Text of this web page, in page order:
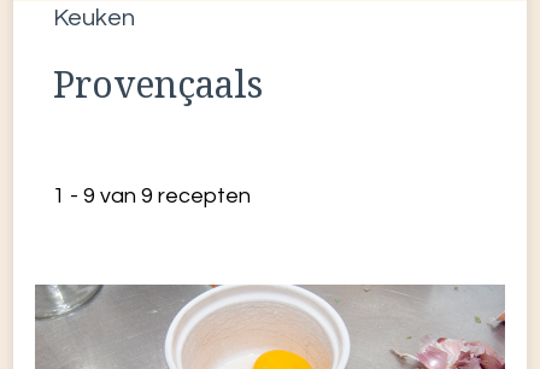
Keuken
Provençaals
1 - 9 van 9 recepten